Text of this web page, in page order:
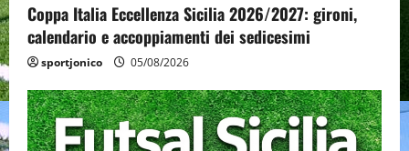
Coppa Italia Eccellenza Sicilia 2026/2027: gironi,
calendario e accoppiamenti dei sedicesimi
sportjonico 05/08/2026